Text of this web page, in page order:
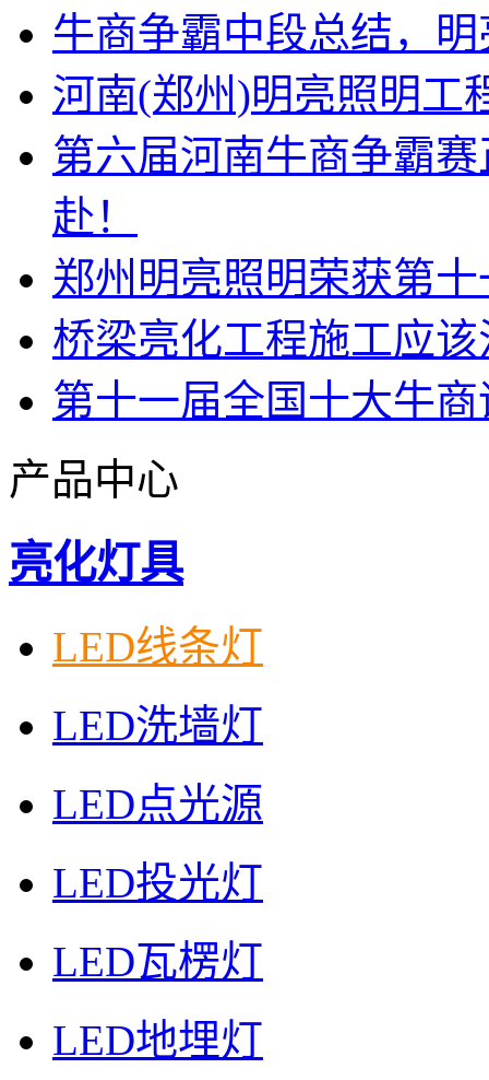
牛商争霸中段总结，
河南(郑州)明亮照明工
第六届河南牛商争霸
赴！
郑州明亮照明荣获第
桥梁亮化工程施工应
第十一届全国十大牛
产品中心
亮化灯具
LED线条灯
LED洗墙灯
LED点光源
LED投光灯
LED瓦楞灯
LED地埋灯